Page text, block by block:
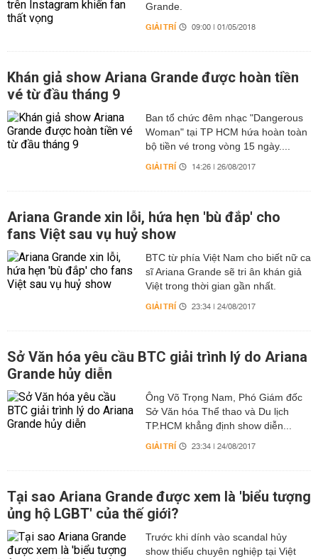
Grande.
GIẢI TRÍ 09:00 | 01/05/2018
Khán giả show Ariana Grande được hoàn tiền
vé từ đầu tháng 9
Ban tổ chức đêm nhạc "Dangerous
Woman" tại TP HCM hứa hoàn toàn
bộ tiền vé trong vòng 15 ngày....
GIẢI TRÍ 14:26 | 26/08/2017
Ariana Grande xin lỗi, hứa hẹn 'bù đắp' cho
fans Việt sau vụ huỷ show
BTC từ phía Việt Nam cho biết nữ ca
sĩ Ariana Grande sẽ tri ân khán giả
Việt trong thời gian gần nhất.
GIẢI TRÍ 23:34 | 24/08/2017
Sở Văn hóa yêu cầu BTC giải trình lý do Ariana
Grande hủy diễn
Ông Võ Trọng Nam, Phó Giám đốc
Sở Văn hóa Thể thao và Du lịch
TP.HCM khẳng định show diễn...
GIẢI TRÍ 23:34 | 24/08/2017
Tại sao Ariana Grande được xem là 'biểu tượng
ủng hộ LGBT' của thế giới?
Trước khi dính vào scandal hủy
show thiếu chuyên nghiệp tại Việt